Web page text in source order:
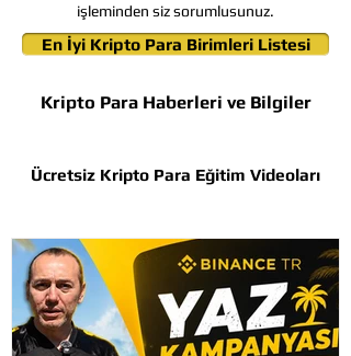
Ücretsiz Kripto Para Eğitim Videoları
Kripto Para Haberleri ve Bilgiler
En İyi Kripto Para Birimleri Listesi
işleminden siz sorumlusunuz.